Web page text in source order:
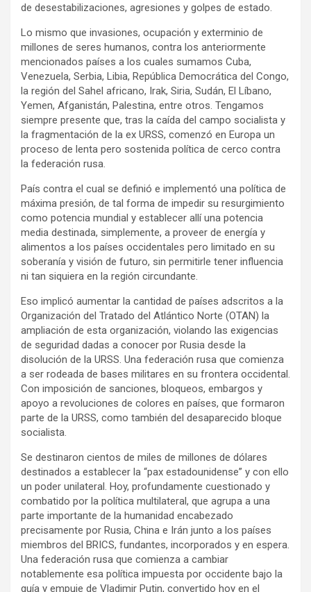
de desestabilizaciones, agresiones y golpes de estado.
Lo mismo que invasiones, ocupación y exterminio de
millones de seres humanos, contra los anteriormente
mencionados países a los cuales sumamos Cuba,
Venezuela, Serbia, Libia, República Democrática del Congo,
la región del Sahel africano, Irak, Siria, Sudán, El Líbano,
Yemen, Afganistán, Palestina, entre otros. Tengamos
siempre presente que, tras la caída del campo socialista y
la fragmentación de la ex URSS, comenzó en Europa un
proceso de lenta pero sostenida política de cerco contra
la federación rusa.
País contra el cual se definió e implementó una política de
máxima presión, de tal forma de impedir su resurgimiento
como potencia mundial y establecer allí una potencia
media destinada, simplemente, a proveer de energía y
alimentos a los países occidentales pero limitado en su
soberanía y visión de futuro, sin permitirle tener influencia
ni tan siquiera en la región circundante.
Eso implicó aumentar la cantidad de países adscritos a la
Organización del Tratado del Atlántico Norte (OTAN) la
ampliación de esta organización, violando las exigencias
de seguridad dadas a conocer por Rusia desde la
disolución de la URSS. Una federación rusa que comienza
a ser rodeada de bases militares en su frontera occidental.
Con imposición de sanciones, bloqueos, embargos y
apoyo a revoluciones de colores en países, que formaron
parte de la URSS, como también del desaparecido bloque
socialista.
Se destinaron cientos de miles de millones de dólares
destinados a establecer la “pax estadounidense” y con ello
un poder unilateral. Hoy, profundamente cuestionado y
combatido por la política multilateral, que agrupa a una
parte importante de la humanidad encabezado
precisamente por Rusia, China e Irán junto a los países
miembros del BRICS, fundantes, incorporados y en espera.
Una federación rusa que comienza a cambiar
notablemente esa política impuesta por occidente bajo la
guía y empuje de Vladimir Putin, convertido hoy en el